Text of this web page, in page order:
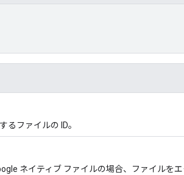
るファイルの ID。
ネイティブ ファイルの場合、ファイルを